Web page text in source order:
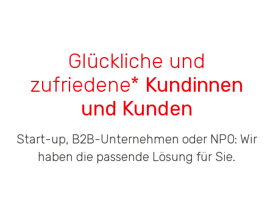
Glückliche und
zufriedene* Kundinnen
und Kunden
Start-up, B2B-Unternehmen oder NPO: Wir
haben die passende Lösung für Sie.